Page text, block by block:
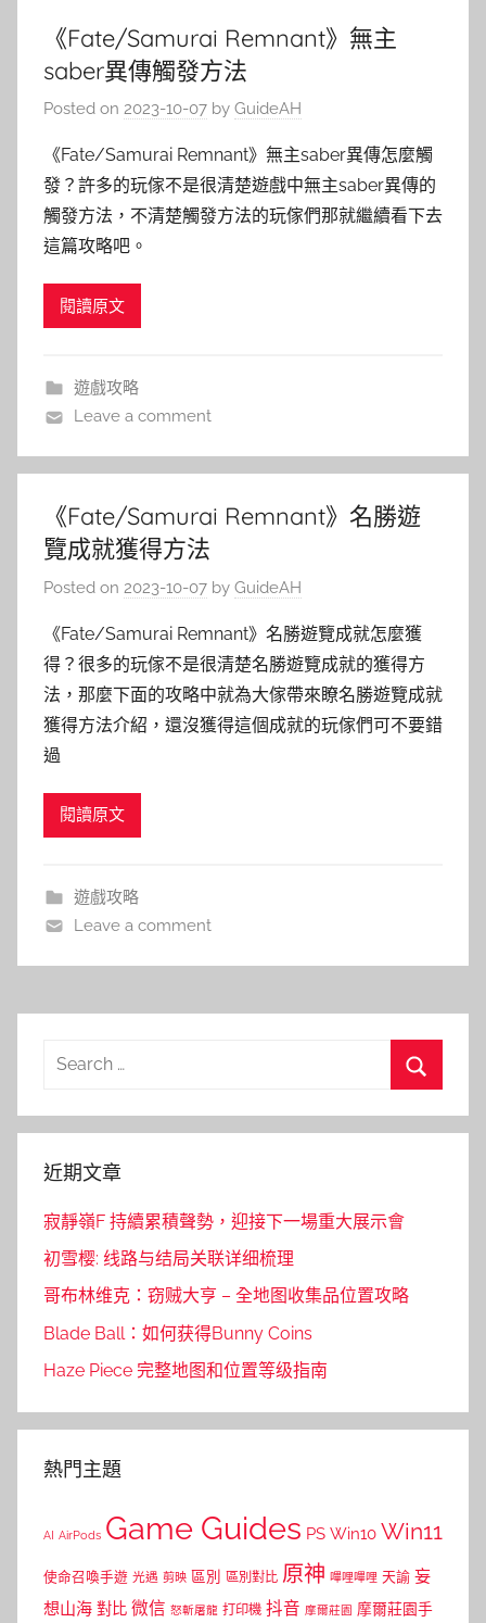
《Fate/Samurai Remnant》無主
saber異傳觸發方法
Posted on 2023-10-07 by GuideAH
《Fate/Samurai Remnant》無主saber異傳怎麼觸
發？許多的玩傢不是很清楚遊戲中無主saber異傳的
觸發方法，不清楚觸發方法的玩傢們那就繼續看下去
這篇攻略吧。
閱讀原文
遊戲攻略
Leave a comment
《Fate/Samurai Remnant》名勝遊
覽成就獲得方法
Posted on 2023-10-07 by GuideAH
《Fate/Samurai Remnant》名勝遊覽成就怎麼獲
得？很多的玩傢不是很清楚名勝遊覽成就的獲得方
法，那麼下面的攻略中就為大傢帶來瞭名勝遊覽成就
獲得方法介紹，還沒獲得這個成就的玩傢們可不要錯
過
閱讀原文
遊戲攻略
Leave a comment
Search
近期文章
寂靜嶺F 持續累積聲勢，迎接下一場重大展示會
初雪樱: 线路与结局关联详细梳理
哥布林维克：窃贼大亨 – 全地图收集品位置攻略
Blade Ball：如何获得Bunny Coins
Haze Piece 完整地图和位置等级指南
熱門主題
AI AirPods Game Guides PS Win10 Win11
使命召喚手遊 光遇 剪映 區別 區別對比 原神 嗶哩嗶哩 天諭 妄
想山海 對比 微信 怒斬屠龍 打印機 抖音 摩爾莊園 摩爾莊園手